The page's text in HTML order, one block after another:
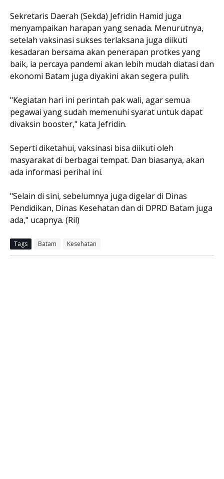
Sekretaris Daerah (Sekda) Jefridin Hamid juga
menyampaikan harapan yang senada. Menurutnya,
setelah vaksinasi sukses terlaksana juga diikuti
kesadaran bersama akan penerapan protkes yang
baik, ia percaya pandemi akan lebih mudah diatasi dan
ekonomi Batam juga diyakini akan segera pulih.
"Kegiatan hari ini perintah pak wali, agar semua
pegawai yang sudah memenuhi syarat untuk dapat
divaksin booster," kata Jefridin.
Seperti diketahui, vaksinasi bisa diikuti oleh
masyarakat di berbagai tempat. Dan biasanya, akan
ada informasi perihal ini.
"Selain di sini, sebelumnya juga digelar di Dinas
Pendidikan, Dinas Kesehatan dan di DPRD Batam juga
ada," ucapnya. (Ril)
Tags Batam Kesehatan